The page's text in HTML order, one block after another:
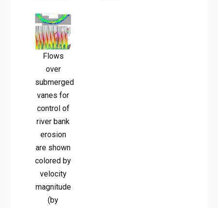
Flows
over
submerged
vanes for
control of
river bank
erosion
are shown
colored by
velocity
magnitude
(by